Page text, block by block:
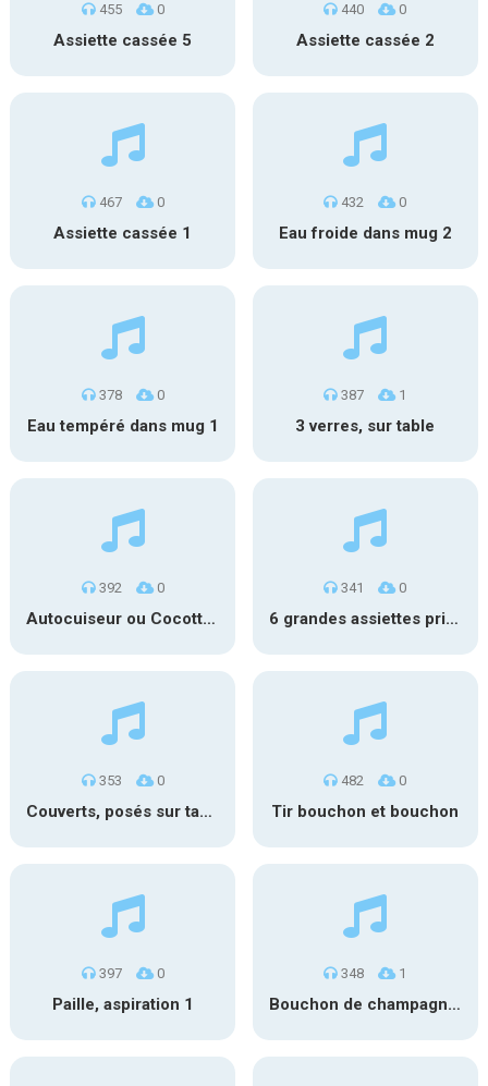
455 0
Assiette cassée 5
440 0
Assiette cassée 2
467 0
Assiette cassée 1
432 0
Eau froide dans mug 2
378 0
Eau tempéré dans mug 1
387 1
3 verres, sur table
392 0
Autocuiseur ou Cocotte minute
341 0
6 grandes assiettes prises en mains 1
353 0
Couverts, posés sur table
482 0
Tir bouchon et bouchon
397 0
Paille, aspiration 1
348 1
Bouchon de champagne 2